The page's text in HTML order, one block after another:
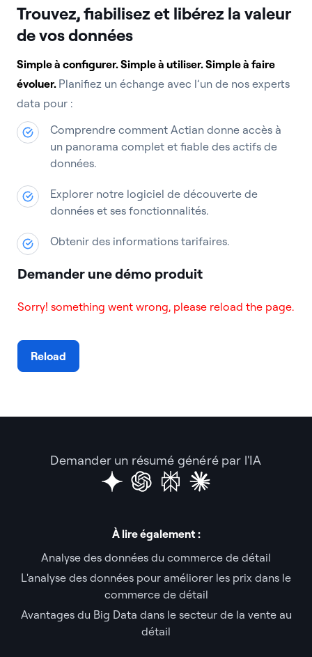
Trouvez, fiabilisez et libérez la valeur
de vos données
Simple à configurer. Simple à utiliser. Simple à faire
évoluer. Planifiez un échange avec l’un de nos experts
data pour :
Comprendre comment Actian donne accès à
un panorama complet et fiable des actifs de
données.
Explorer notre logiciel de découverte de
données et ses fonctionnalités.
Obtenir des informations tarifaires.
Demander une démo produit
Sorry! something went wrong, please reload the page.
Reload
Demander un résumé généré par l'IA
À lire également :
Analyse des données du commerce de détail
L'analyse des données pour améliorer les prix dans le
commerce de détail
Avantages du Big Data dans le secteur de la vente au
détail